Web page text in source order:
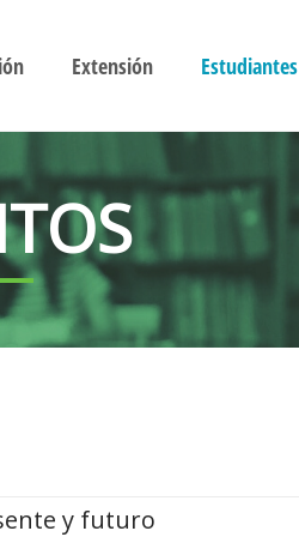
Extensión Estudiantes
y futuro